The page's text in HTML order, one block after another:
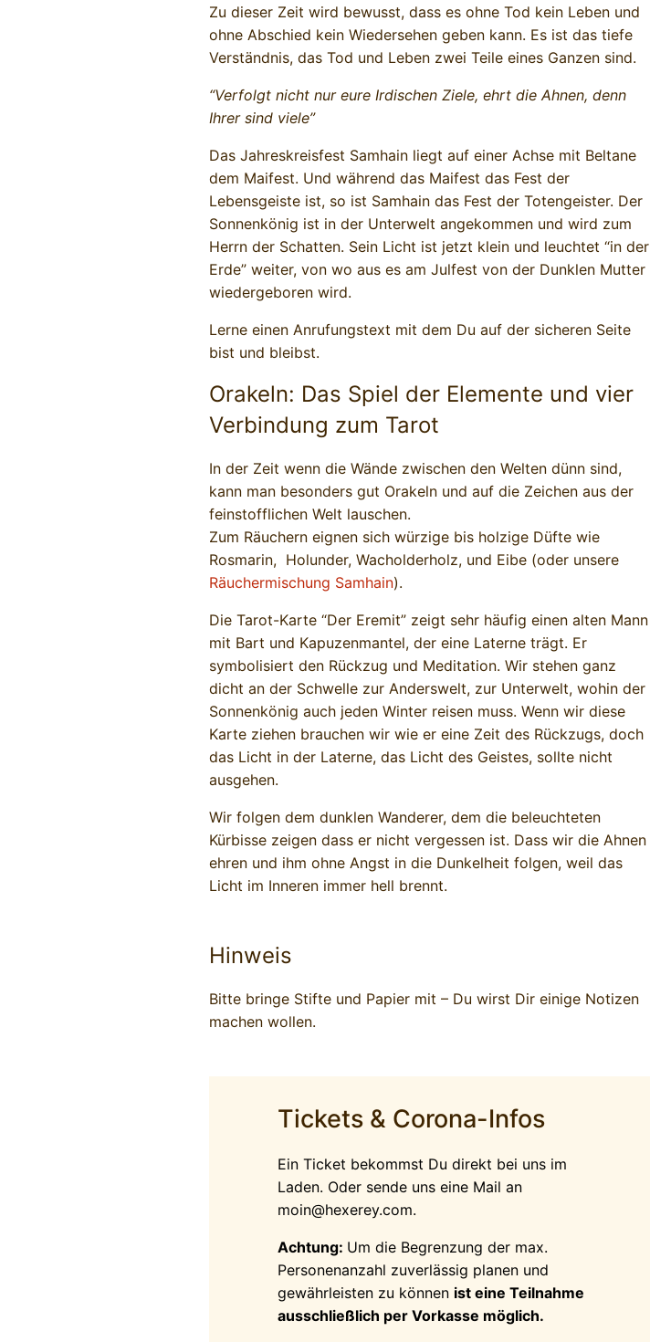
Zu dieser Zeit wird bewusst, dass es ohne Tod kein Leben und
ohne Abschied kein Wiedersehen geben kann. Es ist das tiefe
Verständnis, das Tod und Leben zwei Teile eines Ganzen sind.
“Verfolgt nicht nur eure Irdischen Ziele, ehrt die Ahnen, denn
Ihrer sind viele”
Das Jahreskreisfest Samhain liegt auf einer Achse mit Beltane
dem Maifest. Und während das Maifest das Fest der
Lebensgeiste ist, so ist Samhain das Fest der Totengeister. Der
Sonnenkönig ist in der Unterwelt angekommen und wird zum
Herrn der Schatten. Sein Licht ist jetzt klein und leuchtet “in der
Erde” weiter, von wo aus es am Julfest von der Dunklen Mutter
wiedergeboren wird.
Lerne einen Anrufungstext mit dem Du auf der sicheren Seite
bist und bleibst.
Orakeln: Das Spiel der Elemente und vier
Verbindung zum Tarot
In der Zeit wenn die Wände zwischen den Welten dünn sind,
kann man besonders gut Orakeln und auf die Zeichen aus der
feinstofflichen Welt lauschen.
Zum Räuchern eignen sich würzige bis holzige Düfte wie
Rosmarin, Holunder, Wacholderholz, und Eibe (oder unsere
Räuchermischung Samhain).
Die Tarot-Karte “Der Eremit” zeigt sehr häufig einen alten Mann
mit Bart und Kapuzenmantel, der eine Laterne trägt. Er
symbolisiert den Rückzug und Meditation. Wir stehen ganz
dicht an der Schwelle zur Anderswelt, zur Unterwelt, wohin der
Sonnenkönig auch jeden Winter reisen muss. Wenn wir diese
Karte ziehen brauchen wir wie er eine Zeit des Rückzugs, doch
das Licht in der Laterne, das Licht des Geistes, sollte nicht
ausgehen.
Wir folgen dem dunklen Wanderer, dem die beleuchteten
Kürbisse zeigen dass er nicht vergessen ist. Dass wir die Ahnen
ehren und ihm ohne Angst in die Dunkelheit folgen, weil das
Licht im Inneren immer hell brennt.
Hinweis
Bitte bringe Stifte und Papier mit – Du wirst Dir einige Notizen
machen wollen.
Tickets & Corona-Infos
Ein Ticket bekommst Du direkt bei uns im
Laden. Oder sende uns eine Mail an
moin@hexerey.com.
Achtung: Um die Begrenzung der max.
Personenanzahl zuverlässig planen und
gewährleisten zu können ist eine Teilnahme
ausschließlich per Vorkasse möglich.